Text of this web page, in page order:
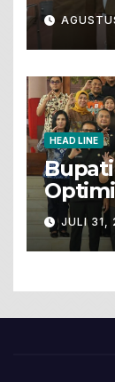
LKS
HEAD LINE
JULI 31,